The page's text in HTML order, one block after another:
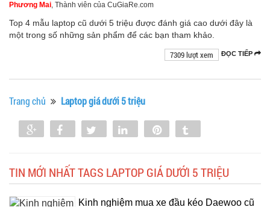
Phương Mai, Thành viên của CuGiaRe.com
Top 4 mẫu laptop cũ dưới 5 triệu được đánh giá cao dưới đây là
một trong số những sản phẩm để các bạn tham khảo.
ĐỌC TIẾP
7309 lượt xem
Trang chủ Laptop giá dưới 5 triệu
Share Share Tweet Share
TIN MỚI NHẤT TAGS LAPTOP GIÁ DƯỚI 5 TRIỆU
Kinh nghiệm mua xe đầu kéo Daewoo cũ